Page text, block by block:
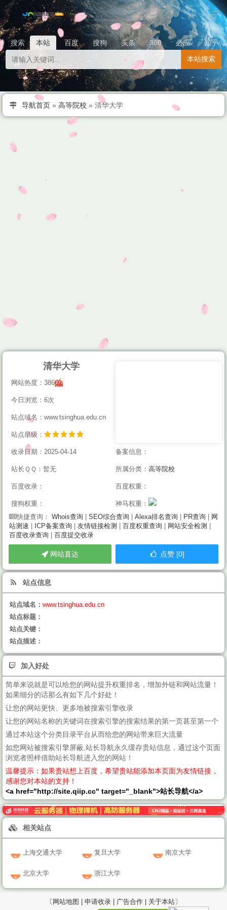
搜索 本站 百度 搜狗 头条 360 必应
知乎
本站搜索
导航首页 » 高等院校 » 清华大学
清华大学
网站热度：386
今日浏览：6次
站点域名：www.tsinghua.edu.cn
站点星级：
收录日期：2025-04-14 备案信息：
站长ＱＱ：暂无 所属分类： 高等院校
百度收录： 百度权重：
搜狗权重： 神马权重：
快捷查询： Whois查询 SEO综合查询 Alexa排名查询 PR查询
网
站测速
ICP备案查询 友情链接检测 百度权重查询 网站安全检测
百度收录查询
百度提交收录
网站直达 点赞 [0]
站点信息
站点域名： www.tsinghua.edu.cn
站点标题：
站点关键：
站点描述：
加入好处
简单来说就是可以给您的网站提升权重排名，增加外链和网站流量！
如果细分的话那么有如下几个好处！
让您的网站更快、更多地被搜索引擎收录
让您的网站名称的关键词在搜索引擎的搜索结果的第一页甚至第一个
通过本站这个分类目录平台从而给您的网站带来巨大流量
如您网站被搜索引擎屏蔽,站长导航永久缓存贵站信息，通过这个页面
浏览者照样借助站长导航进入您的网站！
温馨提示：如果贵站想上百度，希望贵站能添加本页面为友情链接，
感谢您对本站的支持！
<a href="http://site.qiip.cc" target="_blank">站长导航</a>
相关站点
上海交通大学 复旦大学 南京大学
北京大学 浙江大学
〔网站地图 | 申请收录 | 广告合作 | 关于本站〕